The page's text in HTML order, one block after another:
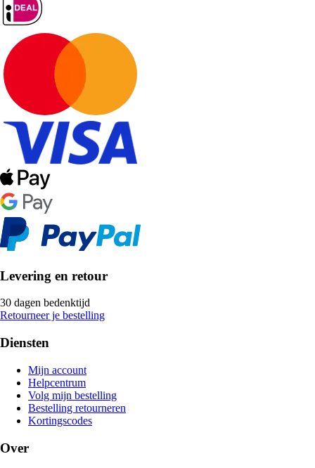
Levering en retour
30 dagen bedenktijd
Retourneer je bestelling
Diensten
Mijn account
Helpcentrum
Volg mijn bestelling
Bestelling retourneren
Kortingscodes
Over